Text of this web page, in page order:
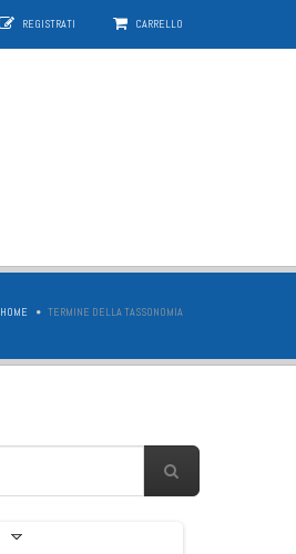
REGISTRATI CARRELLO
HOME TERMINE DELLA TASSONOMIA